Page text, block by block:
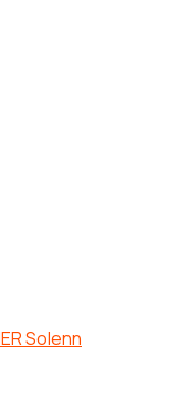
Solenn